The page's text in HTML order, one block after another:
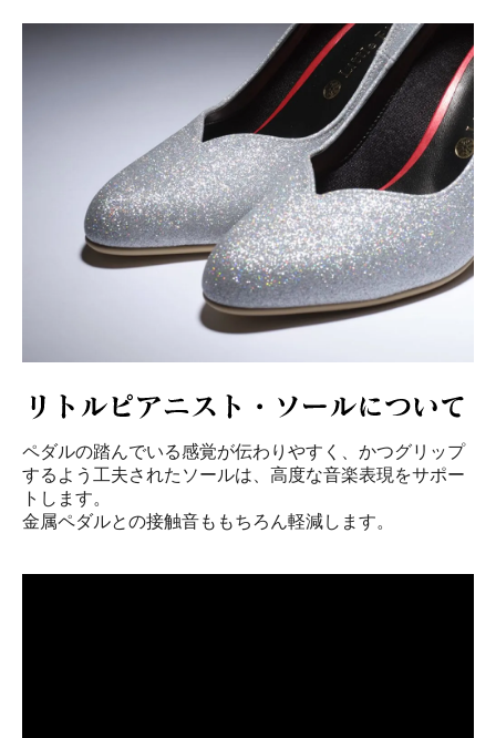
ペダルの踏んでいる感覚が伝わりやすく、かつグリップ
するよう工夫されたソールは、高度な音楽表現をサポー
トします。
金属ペダルとの接触音ももちろん軽減します。